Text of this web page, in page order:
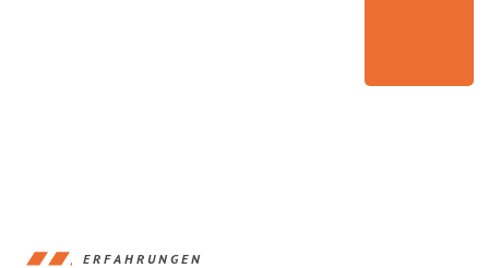
ERFAHRUNGEN